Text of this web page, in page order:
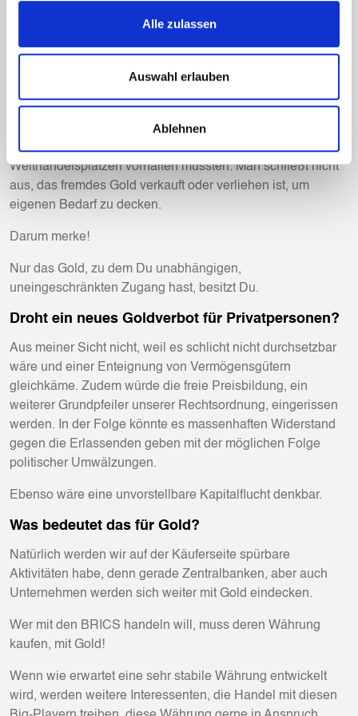
Alle zulassen
Auswahl erlauben
Ablehnen
der regulären Regierung dort nicht einverstanden war.
Ob extern gelagertes Gold, gerade in USA und England,
physisch vorhanden ist, wird von Experten in Frage gestellt.
Berechtigten Eigentümer? Warum zahlen Staaten extern
Verwahrgebühren, wo sie es heute selbst sicher lagern
können und in der digitalen Zeit nicht an den
Welthandelsplätzen vorhalten müssten. Man schließt nicht
aus, das fremdes Gold verkauft oder verliehen ist, um
eigenen Bedarf zu decken.
Darum merke!
Nur das Gold, zu dem Du unabhängigen,
uneingeschränkten Zugang hast, besitzt Du.
Droht ein neues Goldverbot für Privatpersonen?
Aus meiner Sicht nicht, weil es schlicht nicht durchsetzbar
wäre und einer Enteignung von Vermögensgütern
gleichkäme. Zudem würde die freie Preisbildung, ein
weiterer Grundpfeiler unserer Rechtsordnung, eingerissen
werden. In der Folge könnte es massenhaften Widerstand
gegen die Erlassenden geben mit der möglichen Folge
politischer Umwälzungen.
Ebenso wäre eine unvorstellbare Kapitalflucht denkbar.
Was bedeutet das für Gold?
Natürlich werden wir auf der Käuferseite spürbare
Aktivitäten habe, denn gerade Zentralbanken, aber auch
Unternehmen werden sich weiter mit Gold eindecken.
Wer mit den BRICS handeln will, muss deren Währung
kaufen, mit Gold!
Wenn wie erwartet eine sehr stabile Währung entwickelt
wird, werden weitere Interessenten, die Handel mit diesen